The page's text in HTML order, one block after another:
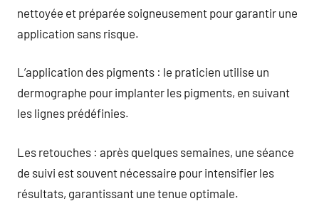
nettoyée et préparée soigneusement pour garantir une
application sans risque.
L’application des pigments : le praticien utilise un
dermographe pour implanter les pigments, en suivant
les lignes prédéfinies.
Les retouches : après quelques semaines, une séance
de suivi est souvent nécessaire pour intensifier les
résultats, garantissant une tenue optimale.